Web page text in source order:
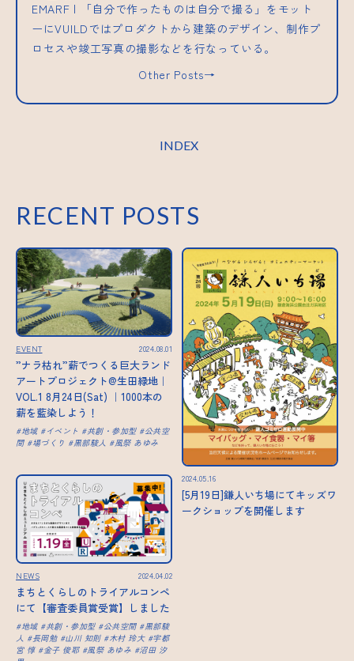
EMARF | 「自分で作ったものは自分で撮る」をモット
ーにVUILDではプロダクトから建築のデザイン、制作プ
ロセスや竣工写真の撮影などを行なっている。
Other Posts→
INDEX
RECENT POSTS
EVENT 2024.08.01
”ナラ枯れ”薪でつくる巨大ランド
アートプロジェクト@生田緑地｜
VOL.1 8月24日(Sat) ｜1000本の
薪を藍染しよう！
地域 イベント 共創・参加型
公共空
間
場づくり 黒部駿人 風祭 あゆみ
2024.05.16
[5月19日]鎌人いち場にてキッズワ
ークショップを開催します
NEWS 2024.04.02
まちとくらしのトライアルコンペ
にて【審査委員賞受賞】しました
地域 共創・参加型 公共空間
黒部駿
人
長岡勉 山川 知則 木村 玲大
宇都
宮 惇
金子 俊耶 風祭 あゆみ
沼田 汐